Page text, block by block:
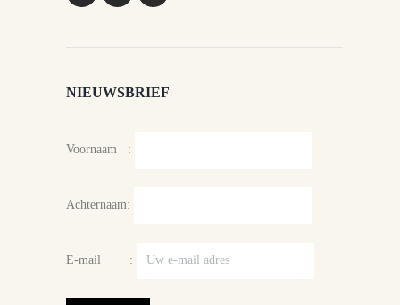
NIEUWSBRIEF
Voornaam :
Achternaam:
E-mail :